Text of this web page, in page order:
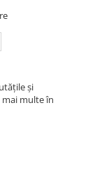
și
mai multe în